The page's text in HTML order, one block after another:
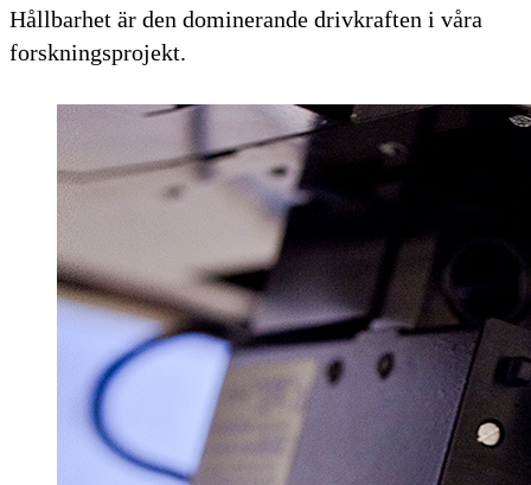
Hållbarhet är den dominerande drivkraften i våra
forskningsprojekt.